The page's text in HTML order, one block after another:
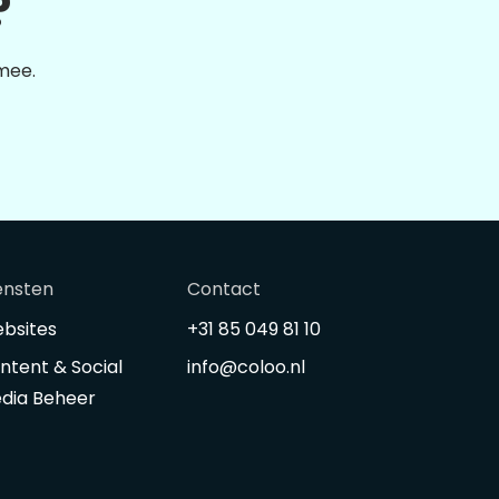
Contact
+31 85 049 81 10
info@coloo.nl
& Social
Beheer